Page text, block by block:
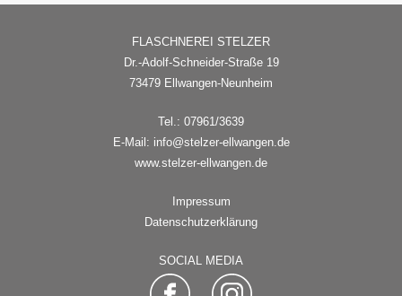
FLASCHNEREI STELZER
Dr.-Adolf-Schneider-Straße 19
73479 Ellwangen-Neunheim
Tel.: 07961/3639
E-Mail: info@stelzer-ellwangen.de
www.stelzer-ellwangen.de
Impressum
Datenschutzerklärung
SOCIAL MEDIA